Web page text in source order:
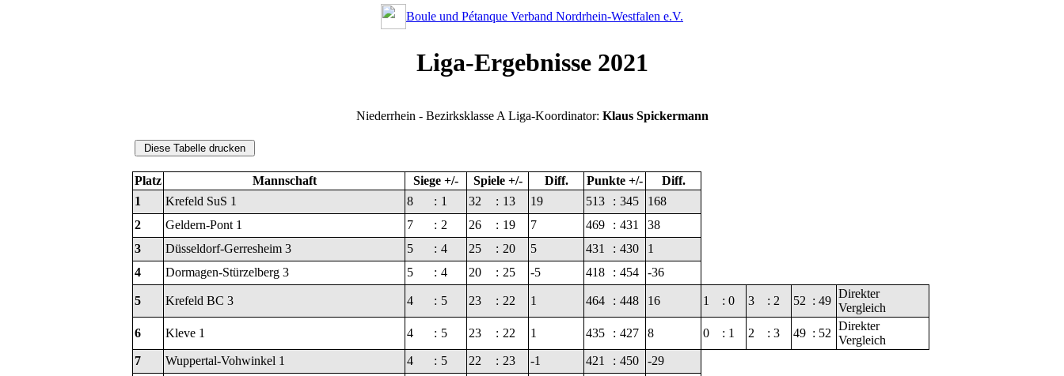
Boule und Pétanque Verband Nordrhein-Westfalen e.V.
Liga-Ergebnisse 2021
Niederrhein - Bezirksklasse A Liga-Koordinator: Klaus Spickermann
Platz Mannschaft Siege +/- Spiele +/- Diff. Punkte +/-
Diff.
1
Krefeld SuS 1 8 : 1 32 : 13 19 513 : 345
168
2
Geldern-Pont 1 7 : 2 26 : 19 7 469 : 431
38
3
Düsseldorf-Gerresheim 3 5 : 4 25 : 20 5 431 : 430
1
4
Dormagen-Stürzelberg 3 5 : 4 20 : 25 -5 418 : 454 -36
5 Krefeld BC 3 4 : 5 23 : 22 1 464 : 448 16 1 : 0 3 : 2 52 : 49
Direkter
Vergleich
6
Kleve 1 4 : 5 23 : 22 1 435 : 427 8 0 : 1 2 : 3 49 : 52
Direkter
Vergleich
7
Wuppertal-Vohwinkel 1 4 : 5 22 : 23 -1 421 : 450
-29